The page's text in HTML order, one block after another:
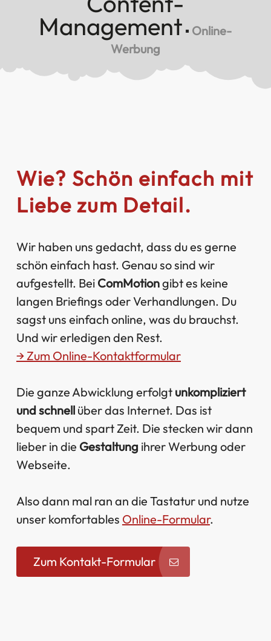
Management ▪ Online-
Werbung
Wie? Schön einfach mit
Liebe zum Detail.
Wir haben uns gedacht, dass du es gerne
schön einfach hast. Genau so sind wir
aufgestellt. Bei ComMotiongibt es keine
langen Briefings oder Verhandlungen. Du
sagst uns einfach online, was du brauchst.
Und wir erledigen den Rest.
→ Zum Online-Kontaktformular
Die ganze Abwicklung erfolgt unkompliziert
und schnellüber das Internet. Das ist
bequem und spart Zeit. Die stecken wir dann
lieber in die Gestaltung ihrer Werbung oder
Webseite.
Also dann mal ran an die Tastatur und nutze
unser komfortables Online-Formular.
Zum Kontakt-Formular